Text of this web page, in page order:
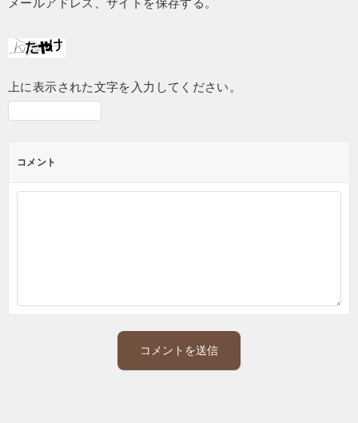
メールアドレス、サイトを保存する。
上に表示された文字を入力してください。
コメント